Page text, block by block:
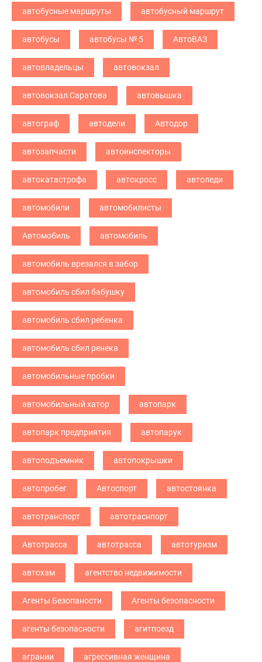
автобусные маршруты автобусный маршрут
автобусы автобусы № 5 АвтоВАЗ
автовладельцы автовокзал
автовокзал Саратова автовышка
автограф автодели Автодор
автозапчасти автоинспекторы
автокатастрофа автокросс автоледи
автомобили автомобилисты
Автомобиль автомобиль
автомобиль врезался в забор
автомобиль сбил бабушку
автомобиль сбил ребенка
автомобиль сбил ренека
автомобильные пробки
автомобильный хатор автопарк
автопарк предприятия автопарук
автоподъемник автопокрышки
автопробег Автоспорт автостоянка
автотранспорт автотраснпорт
Автотрасса автотрасса автотуризм
автохам агентство недвижимости
Агенты Безопаности Агенты безопасности
агенты безопасности агитпоезд
агрании агрессивная женщина